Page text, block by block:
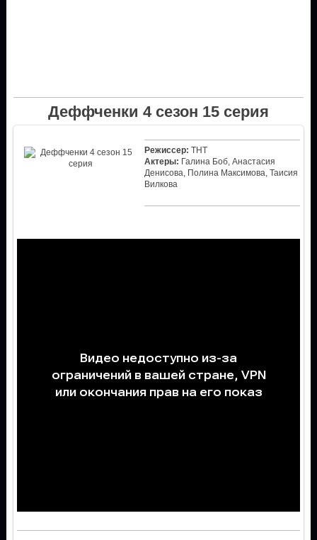
Деффченки 4 сезон 15 серия
Режиссер: ТНТ
Актеры: Галина Боб, Анастасия
Денисова, Полина Максимова, Таисия
Вилкова